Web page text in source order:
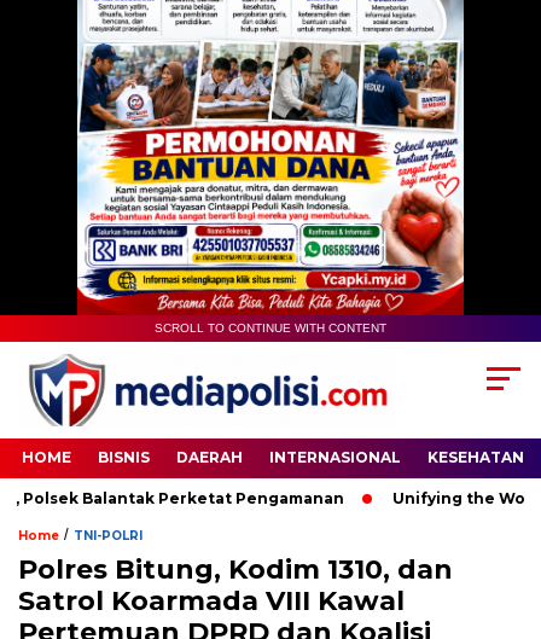
SCROLL TO CONTINUE WITH CONTENT
HOME BISNIS DAERAH INTERNASIONAL KESEHATAN
Balantak Perketat Pengamanan Unifying the World
Home / TNI-POLRI
Polres Bitung, Kodim 1310, dan
Satrol Koarmada VIII Kawal